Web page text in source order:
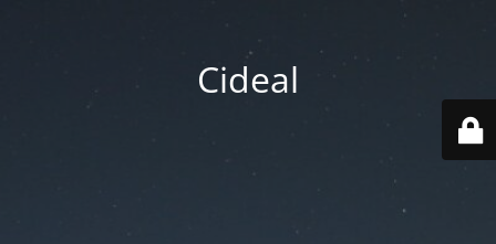
Cideal